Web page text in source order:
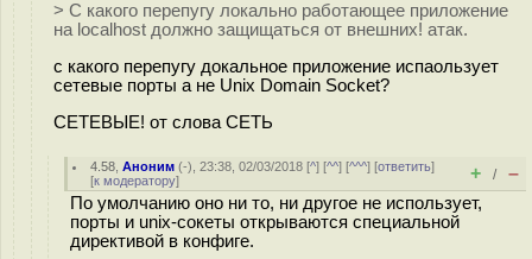
> С какого перепугу локально работающее приложение
на localhost должно защищаться от внешних! атак.
с какого перепугу докальное приложение испаользует
сетевые порты а не Unix Domain Socket?
СЕТЕВЫЕ! от слова СЕТЬ
4.58 ,Аноним (-), 23:38, 02/03/2018 [^] [^^] [^^^] [ответить]
[к модератору] + / –
По умолчанию оно ни то, ни другое не использует,
порты и unix-сокеты открываются специальной
директивой в конфиге.